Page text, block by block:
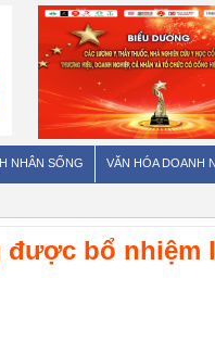
NHÂN SỐNG VĂN HÓA DOANH
bổ nhiệm